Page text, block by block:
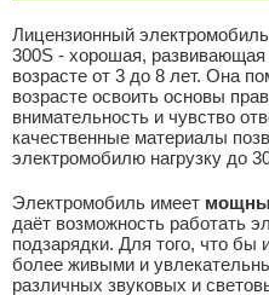
Лицензионный
300S - хорошая, развивающая
возрасте от 3 до 8 лет. Она
возрасте освоить основы
внимательность и чувство
качественные материалы
электромобилю нагрузку до 30
Электромобиль имеет
даёт возможность работать
подзарядки. Для того, что
более живыми и
различных звуковых и